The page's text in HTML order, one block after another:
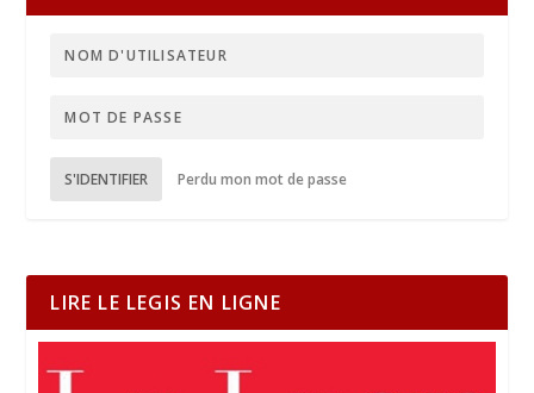
S'IDENTIFIER Perdu mon mot de passe
LIRE LE LEGIS EN LIGNE